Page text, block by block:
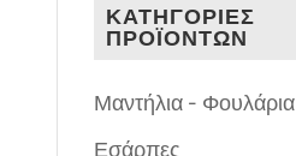
ΚΑΤΗΓΟΡΙΕΣ
ΠΡΟΪΟΝΤΩΝ
Μαντήλια - Φουλάρια
Εσάρπες